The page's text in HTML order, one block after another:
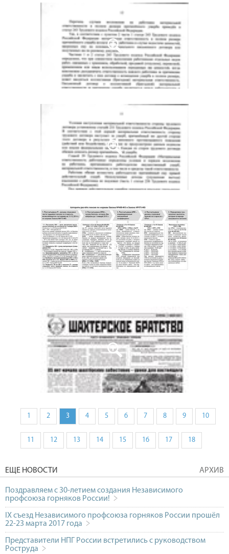
1 2 3 4 5 6 7 8 9 10
11 12 13 14 15 16 17 18
ЕЩЕ НОВОСТИ АРХИВ
Поздравляем с 30-летием создания Независимого
профсоюза горняков России!
IX съезд Независимого профсоюза горняков России прошёл
22-23 марта 2017 года
Представители НПГ России встретились с руководством
Роструда